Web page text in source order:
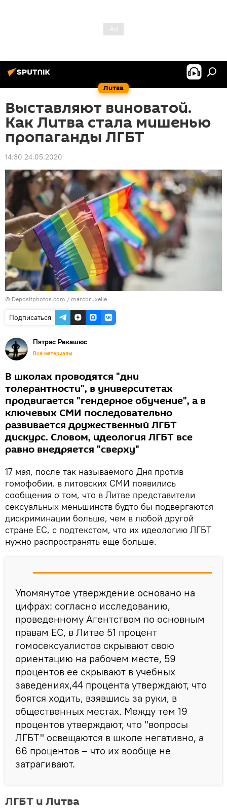
Литва
Выставляют виноватой.
Как Литва стала мишенью
пропаганды ЛГБТ
14:30 24.05.2020
© Depositphotos.com / marcbruxelle
Подписаться
Пятрас Рекашюс
Все материалы
В школах проводятся "дни
толерантности", в университетах
продвигается "гендерное обучение", а в
ключевых СМИ последовательно
развивается дружественный ЛГБТ
дискурс. Словом, идеология ЛГБТ все
равно внедряется "сверху"
17 мая, после так называемого Дня против
гомофобии, в литовских СМИ появились
сообщения о том, что в Литве представители
сексуальных меньшинств будто бы подвергаются
дискриминации больше, чем в любой другой
стране ЕС, с подтекстом, что их идеологию ЛГБТ
нужно распространять еще больше.
Упомянутое утверждение основано на
цифрах: согласно исследованию,
проведенному Агентством по основным
правам ЕС, в Литве 51 процент
гомосексуалистов скрывают свою
ориентацию на рабочем месте, 59
процентов ее скрывают в учебных
заведениях,44 процента утверждают, что
боятся ходить, взявшись за руки, в
общественных местах. Между тем 19
процентов утверждают, что "вопросы
ЛГБТ" освещаются в школе негативно, а
66 процентов – что их вообще не
затрагивают.
ЛГБТ и Литва